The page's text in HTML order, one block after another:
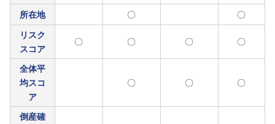
所在地 〇
〇
リスク
スコア
〇 〇 〇 〇
全体平
均スコ
ア
〇 〇 〇
倒産確